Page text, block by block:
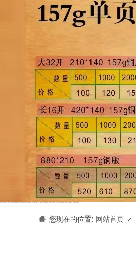
您现在的位置: 网站首页